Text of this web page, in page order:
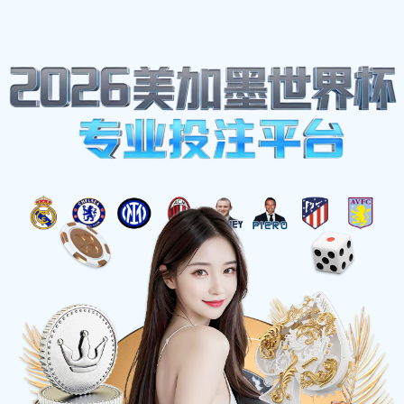
体育明星
首页 体育明星